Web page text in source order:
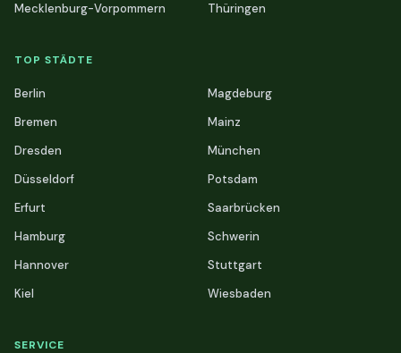
Mecklenburg-Vorpommern
Thüringen
TOP STÄDTE
Berlin
Bremen
Dresden
Düsseldorf
Erfurt
Hamburg
Hannover
Kiel
Magdeburg
Mainz
München
Potsdam
Saarbrücken
Schwerin
Stuttgart
Wiesbaden
SERVICE